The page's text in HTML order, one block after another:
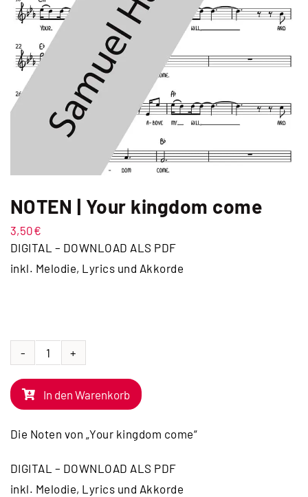
NOTEN | Your kingdom come
3,50€
DIGITAL – DOWNLOAD ALS PDF
inkl. Melodie, Lyrics und Akkorde
NOTEN
|
Your
Menge
In den Warenkorb
Die Noten von „Your kingdom come“
DIGITAL – DOWNLOAD ALS PDF
inkl. Melodie, Lyrics und Akkorde